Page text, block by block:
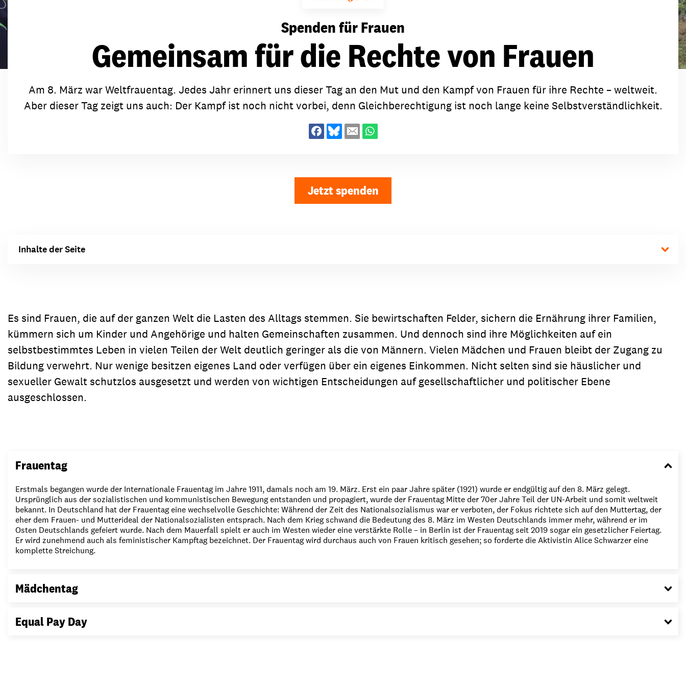
Frieden
Zivilgesellschaft
Alle Themen
Einsatz der Spendengelder
Brot für die Welt-Jugend
Ehrenamt & Mitmachen
Regionale Kontakte
Sie brauchen Materialien?
Gemeindematerial Fachpublikationen
Spenden für Frauen
Gemeinsam für die Rechte von Frauen
Am 8. März war Weltfrauentag. Jedes Jahr erinnert uns dieser Tag an den Mut und den Kampf von Frauen für ihre Rechte – weltweit.
Aber dieser Tag zeigt uns auch: Der Kampf ist noch nicht vorbei, denn Gleichberechtigung ist noch lange keine Selbstverständlichkeit.
Jetzt spenden
Inhalte der Seite
Es sind Frauen, die auf der ganzen Welt die Lasten des Alltags stemmen. Sie bewirtschaften Felder, sichern die Ernährung ihrer Familien,
kümmern sich um Kinder und Angehörige und halten Gemeinschaften zusammen. Und dennoch sind ihre Möglichkeiten auf ein
selbstbestimmtes Leben in vielen Teilen der Welt deutlich geringer als die von Männern. Vielen Mädchen und Frauen bleibt der Zugang zu
Bildung verwehrt. Nur wenige besitzen eigenes Land oder verfügen über ein eigenes Einkommen. Nicht selten sind sie häuslicher und
sexueller Gewalt schutzlos ausgesetzt und werden von wichtigen Entscheidungen auf gesellschaftlicher und politischer Ebene
ausgeschlossen.
Frauentag
Erstmals begangen wurde der Internationale Frauentag im Jahre 1911, damals noch am 19. März. Erst ein paar Jahre später (1921) wurde er endgültig auf den 8. März gelegt.
Ursprünglich aus der sozialistischen und kommunistischen Bewegung entstanden und propagiert, wurde der Frauentag Mitte der 70er Jahre Teil der UN-Arbeit und somit weltweit
bekannt. In Deutschland hat der Frauentag eine wechselvolle Geschichte: Während der Zeit des Nationalsozialismus war er verboten, der Fokus richtete sich auf den Muttertag, der
eher dem Frauen- und Mutterideal der Nationalsozialisten entsprach. Nach dem Krieg schwand die Bedeutung des 8. März im Westen Deutschlands immer mehr, während er im
Osten Deutschlands gefeiert wurde. Nach dem Mauerfall spielt er auch im Westen wieder eine verstärkte Rolle – in Berlin ist der Frauentag seit 2019 sogar ein gesetzlicher Feiertag.
Er wird zunehmend auch als feministischer Kampftag bezeichnet. Der Frauentag wird durchaus auch von Frauen kritisch gesehen; so forderte die Aktivistin Alice Schwarzer eine
komplette Streichung.
Mädchentag
Equal Pay Day